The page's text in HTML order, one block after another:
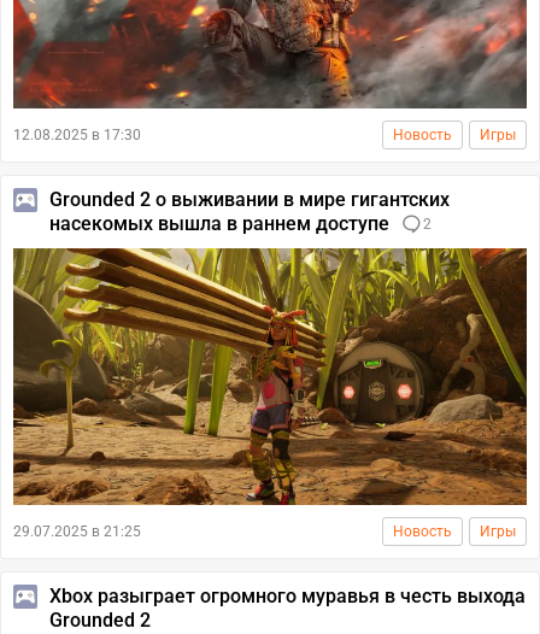
12.08.2025 в 17:30 Новость Игры
Grounded 2 о выживании в мире гигантских
насекомых вышла в раннем доступе
2
29.07.2025 в 21:25 Новость Игры
Xbox разыграет огромного муравья в честь выхода
Grounded 2